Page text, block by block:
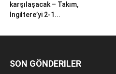
karşılaşacak – Takım,
İngiltere’yi 2-1...
SON GÖNDERILER